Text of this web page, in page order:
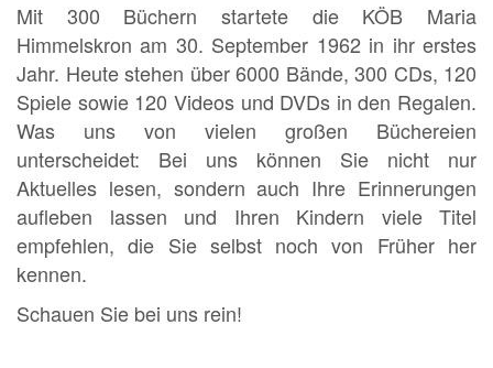
Mit 300 Büchern startete die KÖB Maria
Himmelskron am 30. September 1962 in ihr erstes
Jahr. Heute stehen über 6000 Bände, 300 CDs, 120
Spiele sowie 120 Videos und DVDs in den Regalen.
Was uns von vielen großen Büchereien
unterscheidet: Bei uns können Sie nicht nur
Aktuelles lesen, sondern auch Ihre Erinnerungen
aufleben lassen und Ihren Kindern viele Titel
empfehlen, die Sie selbst noch von Früher her
kennen.
Schauen Sie bei uns rein!